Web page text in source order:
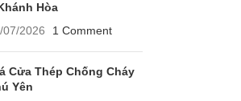
Hòa
07/2026
1 Comment
Cửa Thép Chống Cháy
Yên